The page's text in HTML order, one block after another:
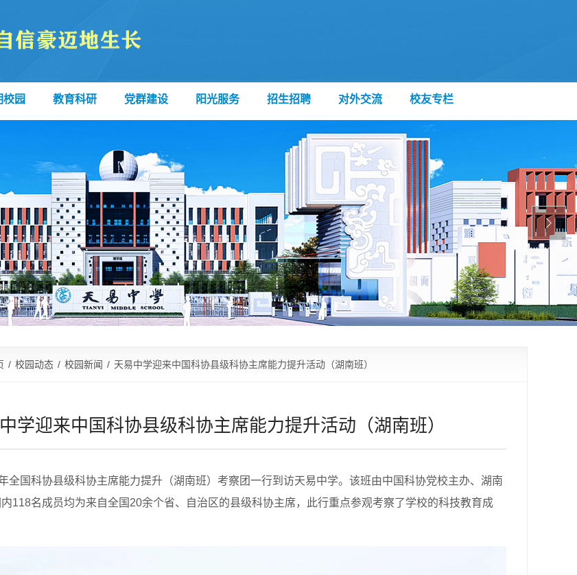
校园 教育科研 党群建设 阳光服务 招生招聘 对外交流 校友专栏

/ 校园动态 / 校园新闻 / 天易中学迎来中国科协县级科协主席能力提升活动（湖南班）
学迎来中国科协县级科协主席能力提升活动（湖南班）
国科协县级科协主席能力提升（湖南班）考察团一行到访天易中学。该班由中国科协党校主办、湖南
118名成员均为来自全国20余个省、自治区的县级科协主席，此行重点参观考察了学校的科技教育成